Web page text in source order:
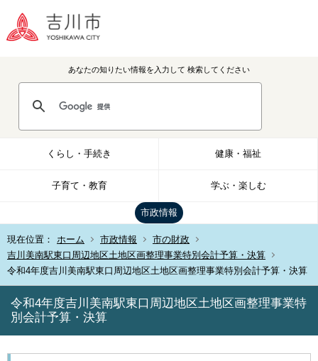
あなたの知りたい情報を入力して 検索してください
くらし・手続き 健康・福祉
子育て・教育 学ぶ・楽しむ
市政情報
現在位置： ホーム 市政情報
市の財政
吉川美南駅東口周辺地区土地区画整理事業特別会計予算・決算
令和4年度吉川美南駅東口周辺地区土地区画整理事業特別会計予算・決算
令和4年度吉川美南駅東口周辺地区土地区画整理事業特
別会計予算・決算